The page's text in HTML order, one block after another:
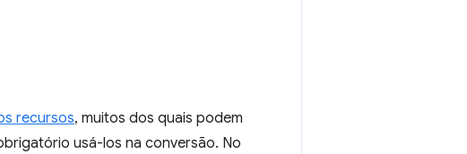
recursos, muitos dos quais podem
usá-los na conversão. No